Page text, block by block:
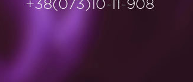
+38(073)10-11-908